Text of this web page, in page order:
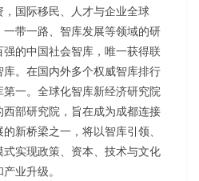
国际移民、人才与企业全球
带一路、智库发展等领域的研
的中国社会智库，唯一获得联
。在国内外多个权威智库排行
一。全球化智库新经济研究院
部研究院，旨在成为成都连接
新桥梁之一，将以智库引领、
实现政策、资本、技术与文化
业升级。